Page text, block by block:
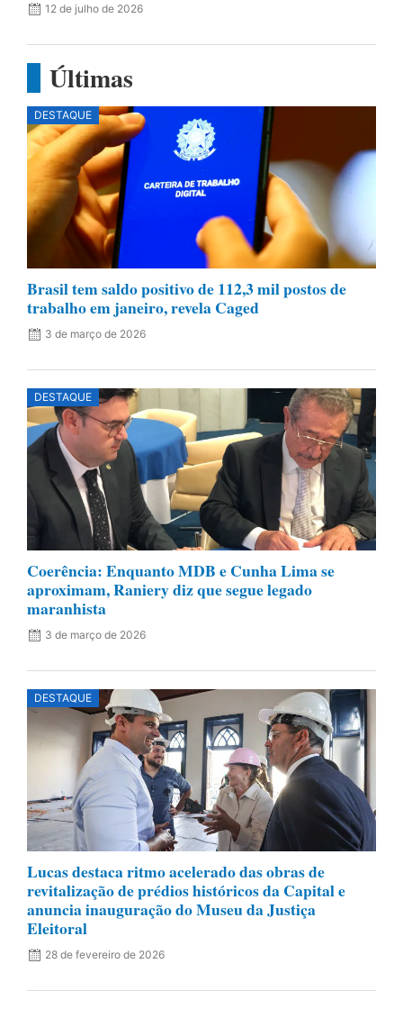
12 de julho de 2026
Últimas
DESTAQUE
Brasil tem saldo positivo de 112,3 mil postos de
trabalho em janeiro, revela Caged
3 de março de 2026
DESTAQUE
Coerência: Enquanto MDB e Cunha Lima se
aproximam, Raniery diz que segue legado
maranhista
3 de março de 2026
DESTAQUE
Lucas destaca ritmo acelerado das obras de
revitalização de prédios históricos da Capital e
anuncia inauguração do Museu da Justiça
Eleitoral
28 de fevereiro de 2026